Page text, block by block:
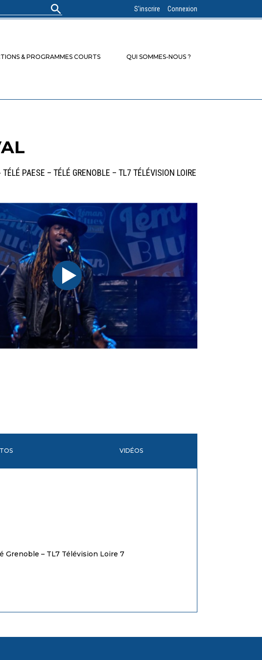
S'inscrire Connexion
& PROGRAMMES COURTS QUI SOMMES-NOUS ?
PAESE – TÉLÉ GRENOBLE – TL7 TÉLÉVISION LOIRE
VIDÉOS
Grenoble – TL7 Télévision Loire 7